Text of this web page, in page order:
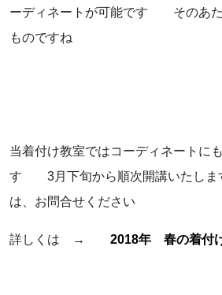
ーディネートが可能です そのあた
ものですね
当着付け教室ではコーディネートに
す 3月下旬から順次開講いたしま
は、お問合せください
詳しくは → 2018年 春の着付